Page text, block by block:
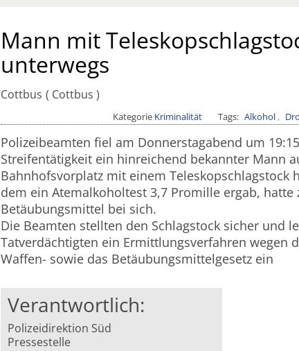
Mann mit
unterwegs
Cottbus Cottbus
Kategorie Kriminalität Tags Alkohol
Polizeibeamten fiel am Donnerstagabend um
Streifentätigkeit ein hinreichend bekannter Mann
Bahnhofsvorplatz mit einem Teleskopschlagstock
dem ein Atemalkoholtest 3,7 Promille ergab,
Betäubungsmittel bei sich.
Die Beamten stellten den Schlagstock sicher und
Tatverdächtigten ein Ermittlungsverfahren wegen
Waffen- sowie das Betäubungsmittelgesetz ein
Verantwortlich:
Polizeidirektion Süd
Pressestelle